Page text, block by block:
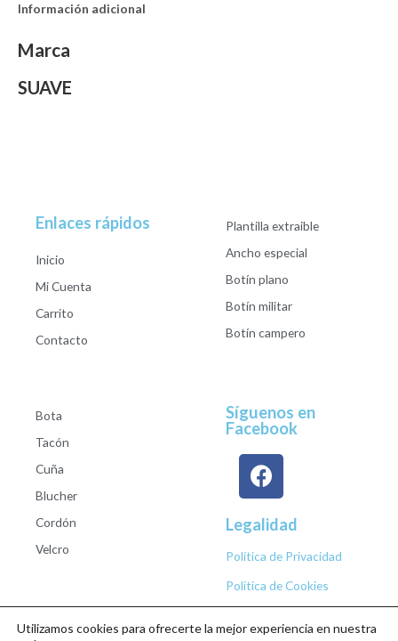
Información adicional
Marca
SUAVE
Enlaces rápidos
Inicio
Mi Cuenta
Carrito
Contacto
Plantilla extraible
Ancho especial
Botín plano
Botín militar
Botín campero
Bota
Tacón
Cuña
Blucher
Cordón
Velcro
Síguenos en
Facebook
Legalidad
Política de Privacidad
Política de Cookies
Utilizamos cookies para ofrecerte la mejor experiencia en nuestra